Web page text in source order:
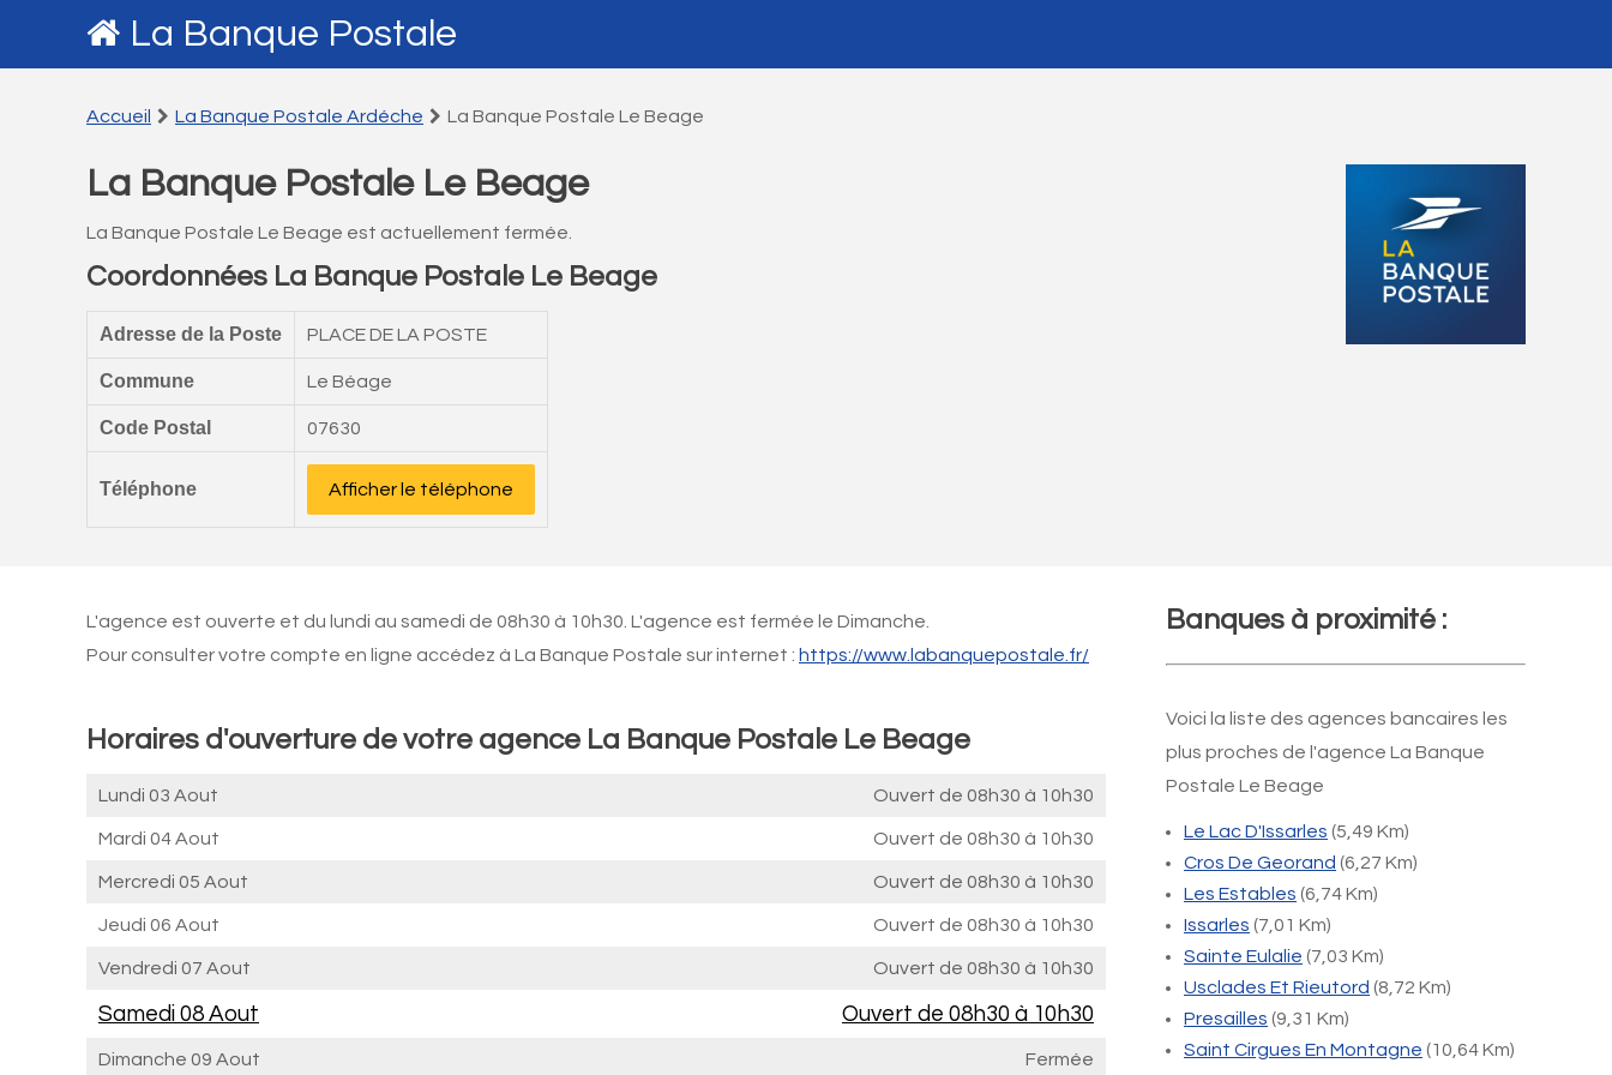
La Banque Postale
Accueil La Banque Postale Ardéche La Banque Postale Le Beage
La Banque Postale Le Beage
La Banque Postale Le Beage est actuellement fermée.
Coordonnées La Banque Postale Le Beage
Adresse de la Poste PLACE DE LA POSTE
Commune Le Béage
Code Postal 07630
Téléphone Afficher le téléphone
L'agence est ouverte et du lundi au samedi de 08h30 à 10h30. L'agence est fermée le Dimanche.
Pour consulter votre compte en ligne accédez à La Banque Postale sur internet : https://www.labanquepostale.fr/
Horaires d'ouverture de votre agence La Banque Postale Le Beage
Lundi 03 Aout Ouvert de 08h30 à 10h30
Mardi 04 Aout Ouvert de 08h30 à 10h30
Mercredi 05 Aout Ouvert de 08h30 à 10h30
Jeudi 06 Aout Ouvert de 08h30 à 10h30
Vendredi 07 Aout Ouvert de 08h30 à 10h30
Samedi 08 Aout Ouvert de 08h30 à 10h30
Dimanche 09 Aout Fermée
Banques à proximité :
Voici la liste des agences bancaires les
plus proches de l'agence La Banque
Postale Le Beage
Le Lac D'Issarles (5,49 Km)
Cros De Georand (6,27 Km)
Les Estables (6,74 Km)
Issarles (7,01 Km)
Sainte Eulalie (7,03 Km)
Usclades Et Rieutord (8,72 Km)
Presailles (9,31 Km)
Saint Cirgues En Montagne (10,64 Km)